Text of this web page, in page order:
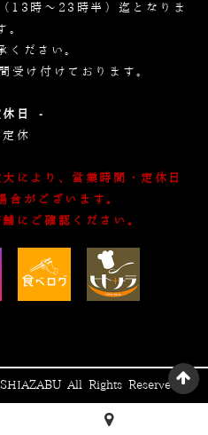
13時～23時半）迄となりま
。
ください。
受け付けております。
日 -
定休
により、営業時間・定休日
合がございます。
にご確認ください。
All Rights Reserved.